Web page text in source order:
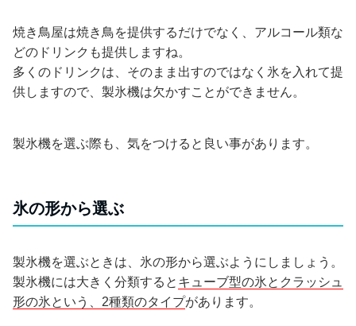
焼き鳥屋は焼き鳥を提供するだけでなく、アルコール類な
どのドリンクも提供しますね。
多くのドリンクは、そのまま出すのではなく氷を入れて提
供しますので、製氷機は欠かすことができません。
製氷機を選ぶ際も、気をつけると良い事があります。
氷の形から選ぶ
製氷機を選ぶときは、氷の形から選ぶようにしましょう。
製氷機には大きく分類すると キューブ型の氷とクラッシュ
形の氷という、2種類のタイプがあります。